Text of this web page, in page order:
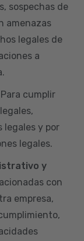
sospechas de
amenazas
legales de
a
Para cumplir
legales y por
legales.
y
con
empresa,